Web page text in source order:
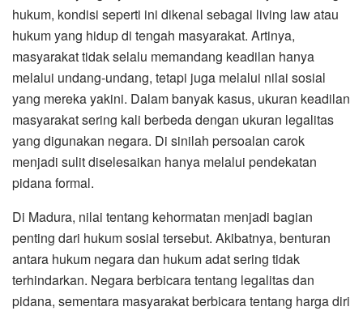
hukum, kondisi seperti ini dikenal sebagai living law atau
hukum yang hidup di tengah masyarakat. Artinya,
masyarakat tidak selalu memandang keadilan hanya
melalui undang-undang, tetapi juga melalui nilai sosial
yang mereka yakini. Dalam banyak kasus, ukuran keadilan
masyarakat sering kali berbeda dengan ukuran legalitas
yang digunakan negara. Di sinilah persoalan carok
menjadi sulit diselesaikan hanya melalui pendekatan
pidana formal.
Di Madura, nilai tentang kehormatan menjadi bagian
penting dari hukum sosial tersebut. Akibatnya, benturan
antara hukum negara dan hukum adat sering tidak
terhindarkan. Negara berbicara tentang legalitas dan
pidana, sementara masyarakat berbicara tentang harga diri